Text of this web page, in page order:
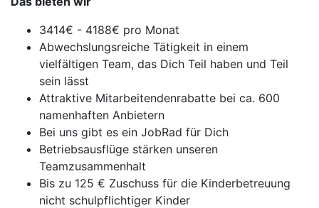
3414€ - 4188€ pro Monat
Abwechslungsreiche Tätigkeit in einem
vielfältigen Team, das Dich Teil haben und Teil
sein lässt
Attraktive Mitarbeitendenrabatte bei ca. 600
namenhaften Anbietern
Bei uns gibt es ein JobRad für Dich
Betriebsausflüge stärken unseren
Teamzusammenhalt
Bis zu 125 € Zuschuss für die Kinderbetreuung
nicht schulpflichtiger Kinder